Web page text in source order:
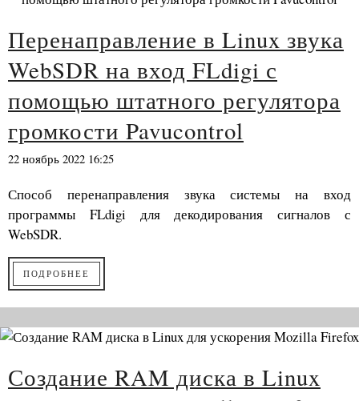
Перенаправление в Linux звука
WebSDR на вход FLdigi с
помощью штатного регулятора
громкости Pavucontrol
22 ноябрь 2022 16:25
Способ перенаправления звука системы на вход
программы FLdigi для декодирования сигналов с
WebSDR.
ПОДРОБНЕЕ
Создание RAM диска в Linux